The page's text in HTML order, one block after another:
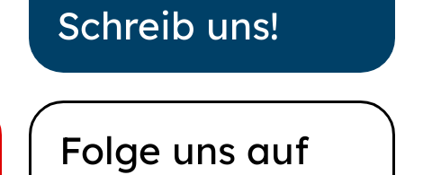
Schreib uns!
Folge uns auf